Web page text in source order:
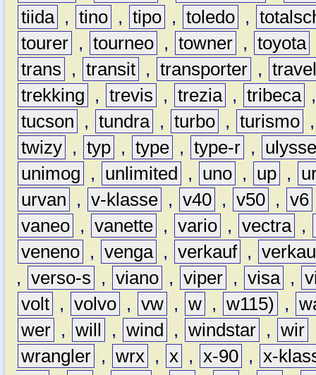
tiida , tino , tipo , toledo ,
tourer , tourneo , towner , toyota
trans
, transit , transporter ,
trekking
, trevis , trezia , tribeca
tucson
, tundra , turbo , turismo
twizy , typ , type , type-r ,
unimog
, unlimited , uno , up ,
urvan
, v-klasse , v40 , v50 , v6
vaneo , vanette , vario , vectra ,
veneno , venga , verkauf ,
, verso-s , viano , viper , visa ,
volt , volvo , vw , w , w115) ,
wer , will , wind , windstar , wir
wrangler , wrx , x , x-90 , x-